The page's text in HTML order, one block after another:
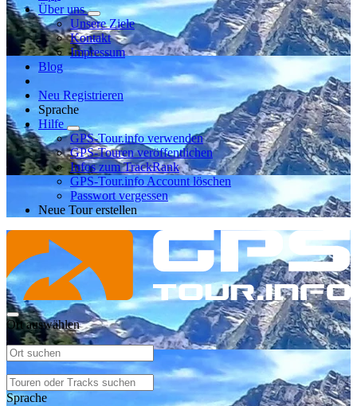
Über uns
Unsere Ziele
Kontakt
Impressum
Blog
Neu Registrieren
Sprache
Hilfe
GPS-Tour.info verwenden
GPS-Touren veröffentlichen
Infos zum TrackRank
GPS-Tour.info Account löschen
Passwort vergessen
Neue Tour erstellen
Ort auswählen
Sprache